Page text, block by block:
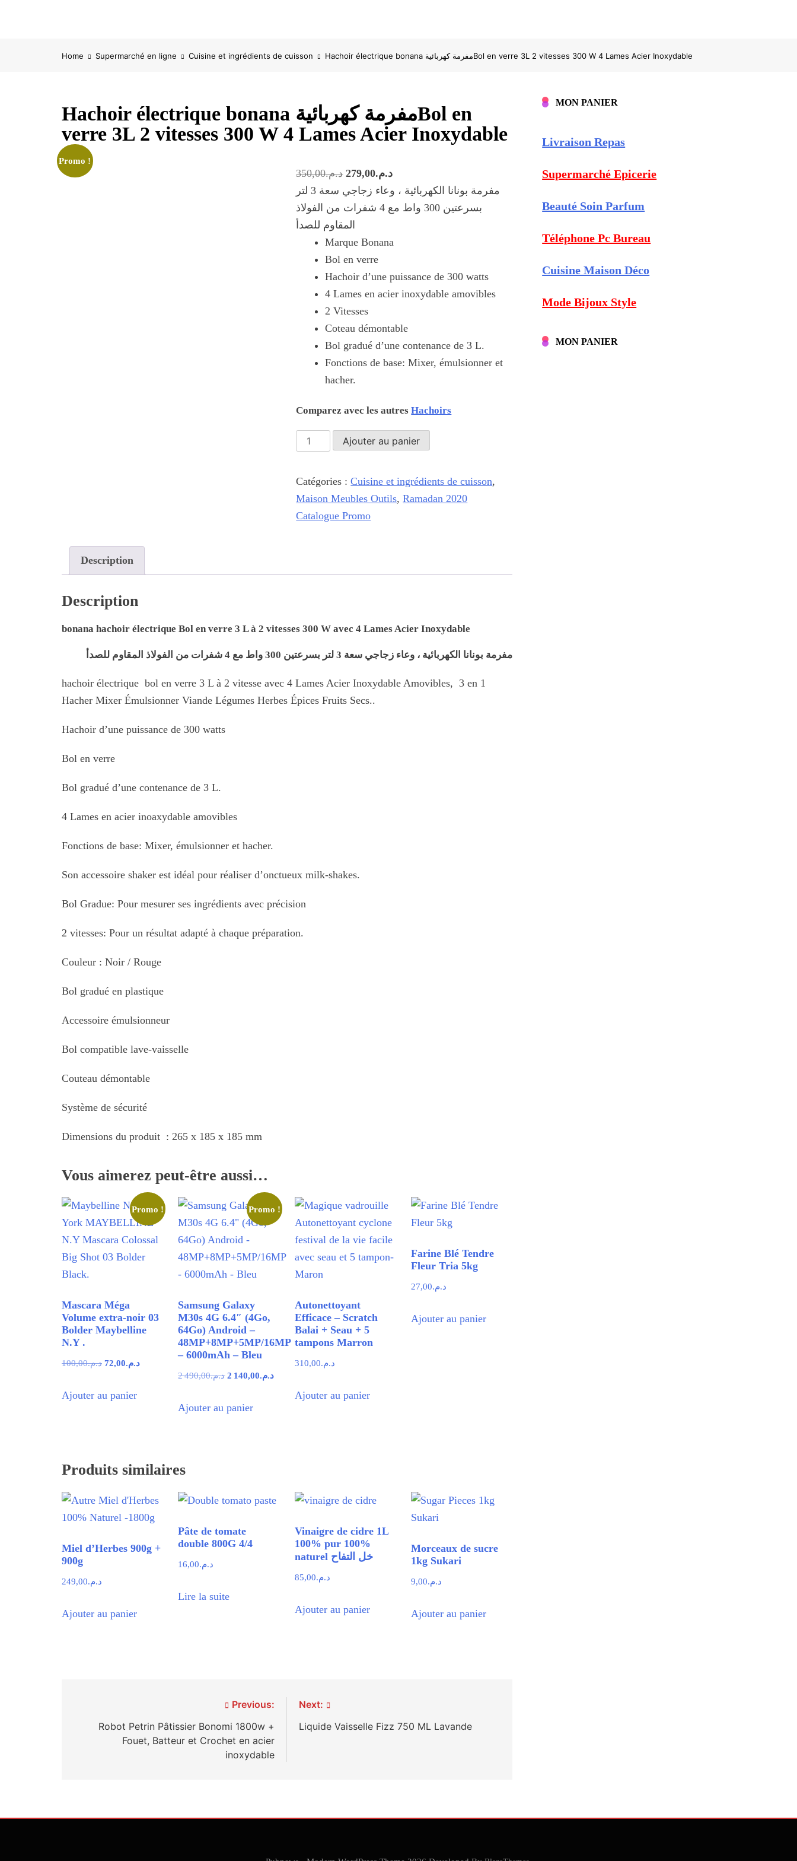
Home Supermarché en ligne Cuisine et ingrédients de cuisson Hachoir électrique bonana مفرمة كهربائيةBol en verre 3L 2 vitesses 300 W 4 Lames Acier Inoxydable
Hachoir électrique bonana مفرمة كهربائيةBol en
verre 3L 2 vitesses 300 W 4 Lames Acier Inoxydable
Promo !
د.م.350,00
Le
prix
initial
était :
د.م.350,00.
د.م.279,00
Le
prix
actuel
مفرمة بونانا الكهربائية ، وعاء زجاجي سعة 3 لتر
بسرعتين 300 واط مع 4 شفرات من الفولاذ
المقاوم للصدأ
Marque Bonana
Bol en verre
Hachoir d’une puissance de 300 watts
4 Lames en acier inoxydable amovibles
2 Vitesses
Coteau démontable
Bol gradué d’une contenance de 3 L.
Fonctions de base: Mixer, émulsionner et
hacher.
Comparez avec les autresHachoirs
quantité
de
électrique
bonana
مفرمة
verre
vitesses
W
4
Lames
Ajouter au panier
Catégories :Cuisine et ingrédients de cuisson,
Maison Meubles Outils,Ramadan 2020
Catalogue Promo
Description
Description
bonana hachoir électrique Bol en verre 3 L à 2 vitesses 300 W avec 4 Lames Acier Inoxydable
مفرمة بونانا الكهربائية ، وعاء زجاجي سعة 3 لتر بسرعتين 300 واط مع 4 شفرات من الفولاذ المقاوم للصدأ
hachoir électrique bol en verre 3 L à 2 vitesse avec 4 Lames Acier Inoxydable Amovibles, 3 en 1
Hacher Mixer Émulsionner Viande Légumes Herbes Épices Fruits Secs..
Hachoir d’une puissance de 300 watts
Bol en verre
Bol gradué d’une contenance de 3 L.
4 Lames en acier inoaxydable amovibles
Fonctions de base: Mixer, émulsionner et hacher.
Son accessoire shaker est idéal pour réaliser d’onctueux milk-shakes.
Bol Gradue: Pour mesurer ses ingrédients avec précision
2 vitesses: Pour un résultat adapté à chaque préparation.
Couleur : Noir / Rouge
Bol gradué en plastique
Accessoire émulsionneur
Bol compatible lave-vaisselle
Couteau démontable
Système de sécurité
Dimensions du produit : 265 x 185 x 185 mm
Vous aimerez peut-être aussi…
Promo !
Mascara Méga
Volume extra-noir 03
Bolder Maybelline
N.Y .
د.م.100,00
Le
initial
د.م.72,00
Le
Ajouter au panier
Promo !
Samsung Galaxy
M30s 4G 6.4″ (4Go,
64Go) Android –
48MP+8MP+5MP/16MP
– 6000mAh – Bleu
د.م.2 490,00
Le
initial
د.م.2 140,00
Le
Ajouter au panier
Autonettoyant
Efficace – Scratch
Balai + Seau + 5
tampons Marron
د.م.310,00
Ajouter au panier
Farine Blé Tendre
Fleur Tria 5kg
د.م.27,00
Ajouter au panier
Produits similaires
Miel d’Herbes 900g +
900g
د.م.249,00
Ajouter au panier
Pâte de tomate
double 800G 4/4
د.م.16,00
Lire la suite
Vinaigre de cidre 1L
100% pur 100%
naturel خل التفاح
د.م.85,00
Ajouter au panier
Morceaux de sucre
1kg Sukari
د.م.9,00
Ajouter au panier
l’article
Previous:
Robot Petrin Pâtissier Bonomi 1800w +
Fouet, Batteur et Crochet en acier
inoxydable
Next:
Liquide Vaisselle Fizz 750 ML Lavande
MON PANIER
Livraison Repas
Supermarché Epicerie
Beauté Soin Parfum
Téléphone Pc Bureau
Cuisine Maison Déco
Mode Bijoux Style
MON PANIER